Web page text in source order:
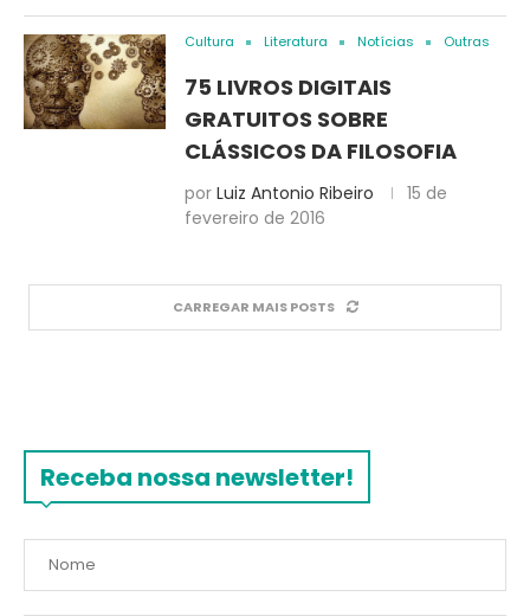
Cultura Literatura Notícias Outras
75 LIVROS DIGITAIS
GRATUITOS SOBRE
CLÁSSICOS DA FILOSOFIA
por Luiz Antonio Ribeiro
15 de
fevereiro de 2016
CARREGAR MAIS POSTS
Receba nossa newsletter!